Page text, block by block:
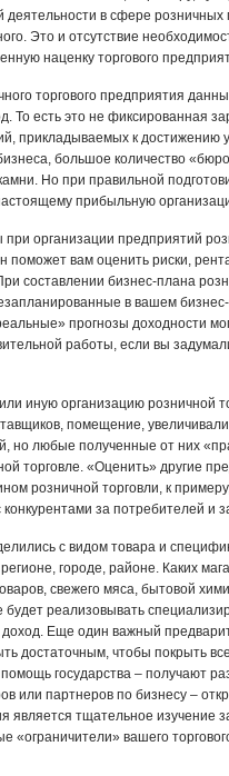
деятельности в сфере
Это и отсутствие
наценку торгового
торгового предприятия
То есть это не фиксированная
прикладываемых к достижению
большое количество
Но при правильной
прибыльную
организации предприятий
поможет вам оценить риски,
составлении бизнес-плана
в вашем
прогнозы доходности
работы, если вы
иную организацию розничной
помещение,
но любые полученные от них
торговле. «Оценить» другие
розничной торговли, к
конкурентами за потребителей и
с видом товара и
городе, районе. Каких
свежего мяса, бытовой
будет реализовывать
Еще один важный
достаточным, чтобы покрыть
государства – получают
или партнеров по бизнесу –
является тщательное изучение
«ограничители» вашего